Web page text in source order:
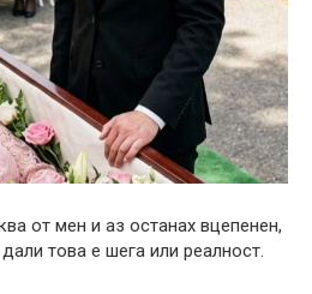
от мен и аз останах вцепенен,
това е шега или реалност.